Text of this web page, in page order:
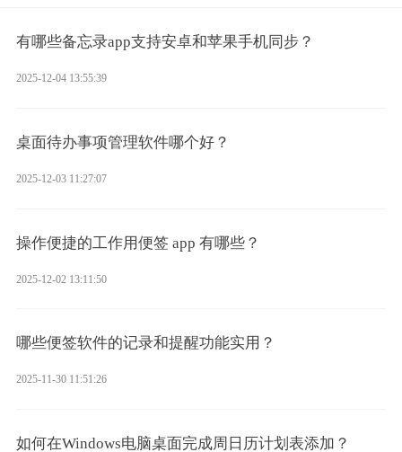
有哪些备忘录app支持安卓和苹果手机同步？
2025-12-04 13:55:39
桌面待办事项管理软件哪个好？
2025-12-03 11:27:07
操作便捷的工作用便签 app 有哪些？
2025-12-02 13:11:50
哪些便签软件的记录和提醒功能实用？
2025-11-30 11:51:26
如何在Windows电脑桌面完成周日历计划表添加？